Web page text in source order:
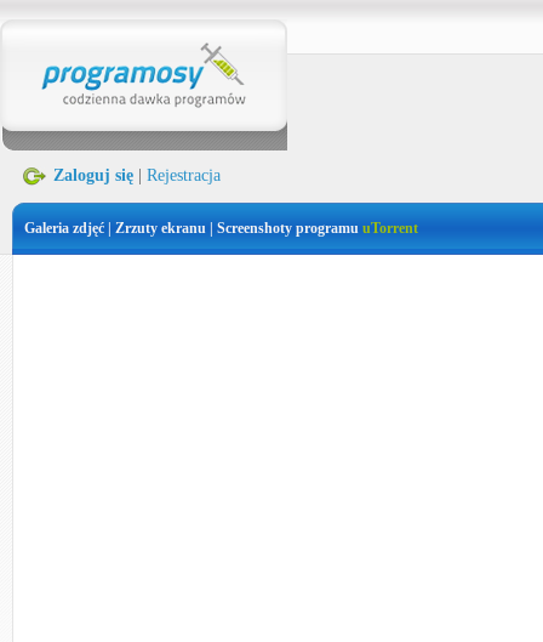
Zaloguj się Rejestracja
Galeria zdjęć | Zrzuty ekranu | Screenshoty programu uTorrent